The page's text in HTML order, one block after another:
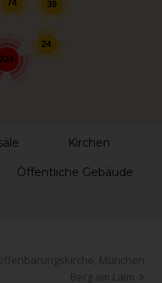
224
74
24
39
Kirchen
Öffentliche Gebäude
München
Berg am Laim